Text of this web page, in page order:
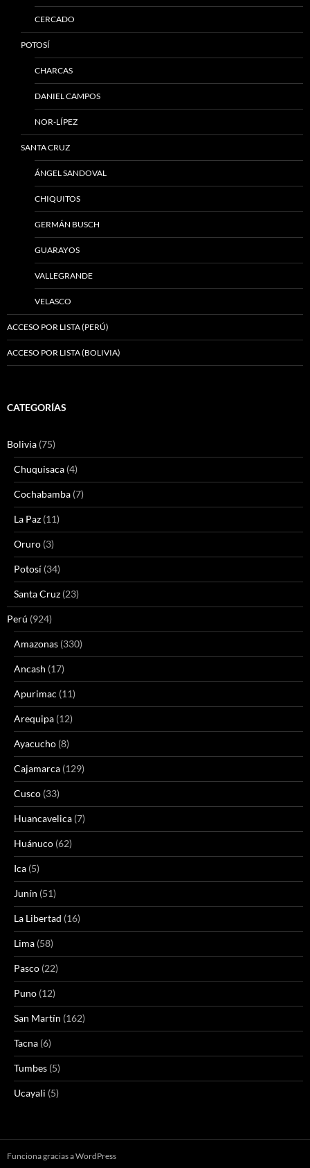
CERCADO
POTOSÍ
CHARCAS
DANIEL CAMPOS
NOR-LÍPEZ
SANTA CRUZ
ÁNGEL SANDOVAL
CHIQUITOS
GERMÁN BUSCH
GUARAYOS
VALLEGRANDE
VELASCO
ACCESO POR LISTA (PERÚ)
ACCESO POR LISTA (BOLIVIA)
CATEGORÍAS
Bolivia (75)
Chuquisaca (4)
Cochabamba (7)
La Paz (11)
Oruro (3)
Potosí (34)
Santa Cruz (23)
Perú (924)
Amazonas (330)
Ancash (17)
Apurimac (11)
Arequipa (12)
Ayacucho (8)
Cajamarca (129)
Cusco (33)
Huancavelica (7)
Huánuco (62)
Ica (5)
Junín (51)
La Libertad (16)
Lima (58)
Pasco (22)
Puno (12)
San Martín (162)
Tacna (6)
Tumbes (5)
Ucayali (5)
Funciona gracias a WordPress